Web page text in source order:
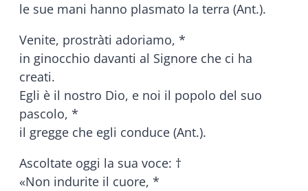
le sue mani hanno plasmato la terra (Ant.).
Venite, prostràti adoriamo, *
in ginocchio davanti al Signore che ci ha
creati.
Egli è il nostro Dio, e noi il popolo del suo
pascolo, *
il gregge che egli conduce (Ant.).
Ascoltate oggi la sua voce: †
«Non indurite il cuore, *